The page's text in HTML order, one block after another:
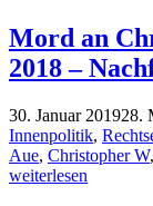
Mord an
2018 –
30. Januar 201928.
Innenpolitik,
Aue, Christopher W,
weiterlesen